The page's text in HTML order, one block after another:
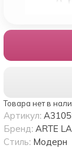
Товара нет в
Артикул:
Бренд: ARTE
Стиль: Модерн